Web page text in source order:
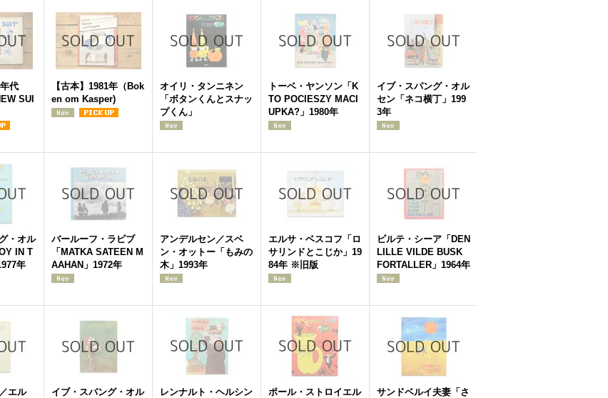
代
SUI
【古本】1981年（Bok
en om Kasper)
オイリ・タンニネン
「ボタンくんとスナッ
プくん」
トーベ・ヤンソン「K
TO POCIESZY MACI
UPKA?」1980年
イブ・スパング・オル
セン「ネコ横丁」199
3年
・オル
IN T
年
バールーフ・ラビブ
「MATKA SATEEN M
AAHAN」1972年
アンデルセン／スベ
ン・オットー「もみの
木」1993年
エルサ・ベスコフ「ロ
サリンドとこじか」19
84年 ※旧版
ビルテ・シーア「DEN
LILLE VILDE BUSK
FORTALLER」1964年
エル
イブ・スパング・オル
レンナルト・ヘルシン
ポール・ストロイエル
サンドベルイ夫妻「さ